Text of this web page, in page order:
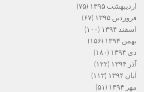
اردیبهشت ۱۳۹۵
(۷۵)
فروردین ۱۳۹۵
(۶۷)
اسفند ۱۳۹۴
(۱۰۰)
بهمن ۱۳۹۴
(۱۵۶)
دی ۱۳۹۴
(۱۸۰)
آذر ۱۳۹۴
(۱۲۲)
آبان ۱۳۹۴
(۱۱۳)
مهر ۱۳۹۴
(۵۱)